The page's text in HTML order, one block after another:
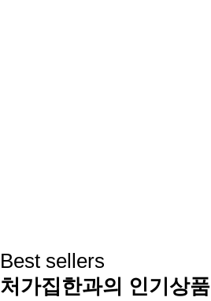
Best sellers
처가집한과의 인기상품